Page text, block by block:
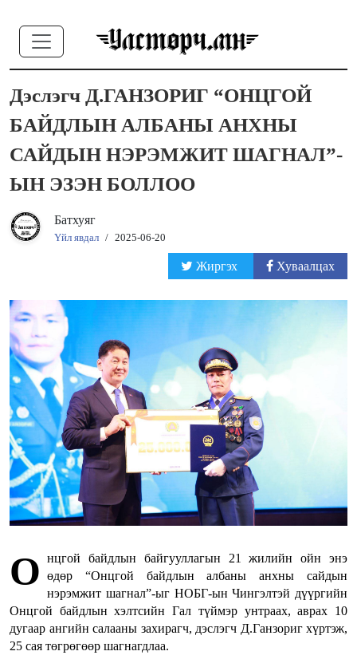
Дэслэгч Д.ГАНЗОРИГ “ОНЦГОЙ
БАЙДЛЫН АЛБАНЫ АНХНЫ
САЙДЫН НЭРЭМЖИТ ШАГНАЛ”-
ЫН ЭЗЭН БОЛЛОО
Батхуяг
Үйл явдал / 2025-06-20
Жиргэх Хуваалцах
О нцгой байдлын байгууллагын 21 жилийн ойн энэ
өдөр “Онцгой байдлын албаны анхны сайдын
нэрэмжит шагнал”-ыг НОБГ-ын Чингэлтэй дүүргийн
Онцгой байдлын хэлтсийн Гал түймэр унтраах, аврах 10
дугаар ангийн салааны захирагч, дэслэгч Д.Ганзориг хүртэж,
25 сая төгрөгөөр шагнагдлаа.